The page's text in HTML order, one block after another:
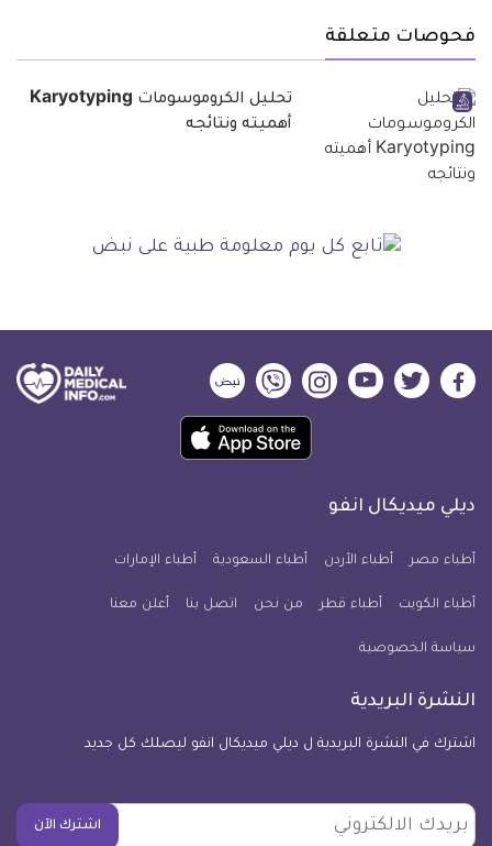
فحوصات متعلقة
تحليل الكروموسومات Karyotyping
أهميته ونتائجه
ديلي
فيسبوك
ديلي
تويتر
ديلي
ميديكال
يوتيوب
ديلي
ميديكال
انفو
ديلي
ميديكال
انفو
ديلي
ميديكال
انفو
حمل
تطبيق
معلومة
للآيفون
ديلي ميديكال انفو
أطباء مصر أطباء الأردن أطباء السعودية أطباء الإمارات
أطباء الكويت أطباء قطر من نحن اتصل بنا أعلن معنا
سياسة الخصوصية
النشرة البريدية
اشترك في النشرة البريدية ل ديلي ميديكال انفو ليصلك كل جديد
بريدك
اشترك الآن